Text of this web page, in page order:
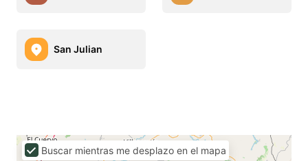
San Julian
Buscar mientras me desplazo en el mapa